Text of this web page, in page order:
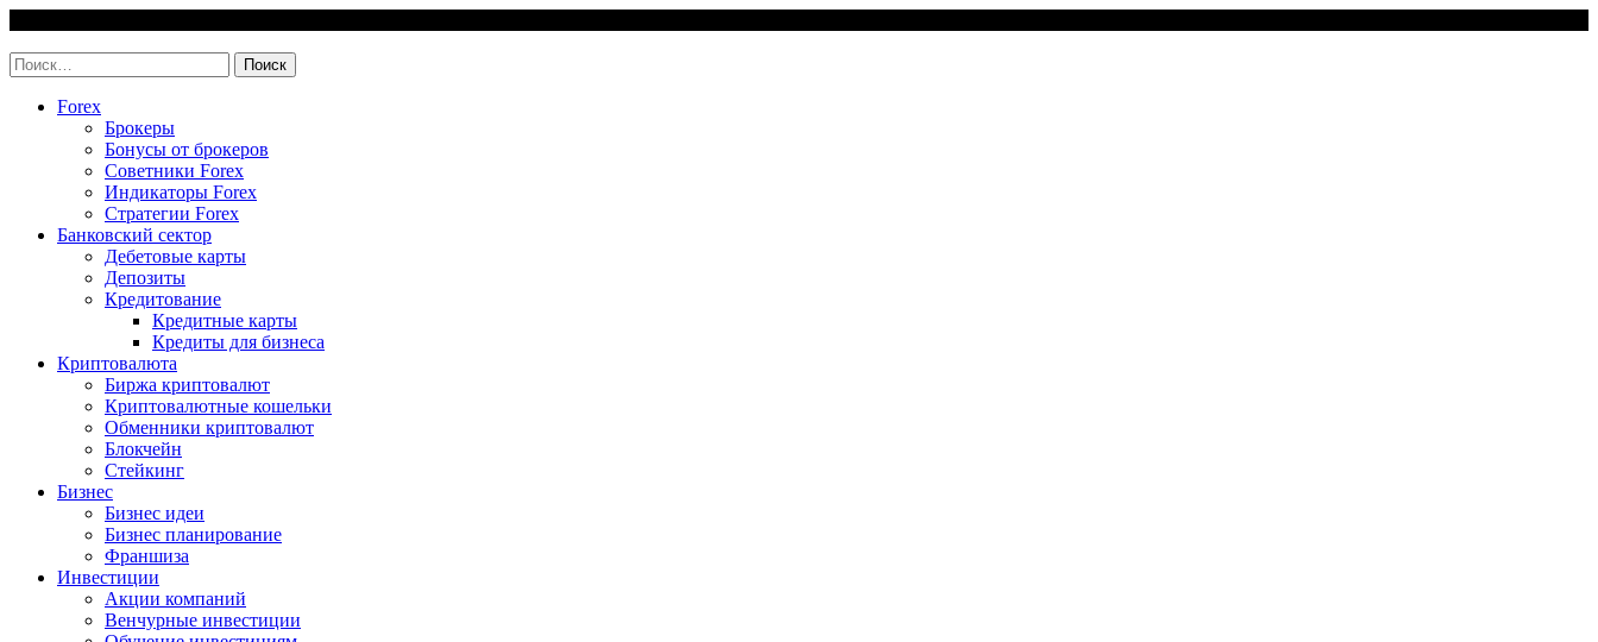
content
Найти:
Forex
Брокеры
Бонусы от брокеров
Советники Forex
Индикаторы Forex
Стратегии Forex
Банковский сектор
Дебетовые карты
Депозиты
Кредитование
Кредитные карты
Кредиты для бизнеса
Криптовалюта
Биржа криптовалют
Криптовалютные кошельки
Обменники криптовалют
Блокчейн
Стейкинг
Бизнес
Бизнес идеи
Бизнес планирование
Франшиза
Инвестиции
Акции компаний
Венчурные инвестиции